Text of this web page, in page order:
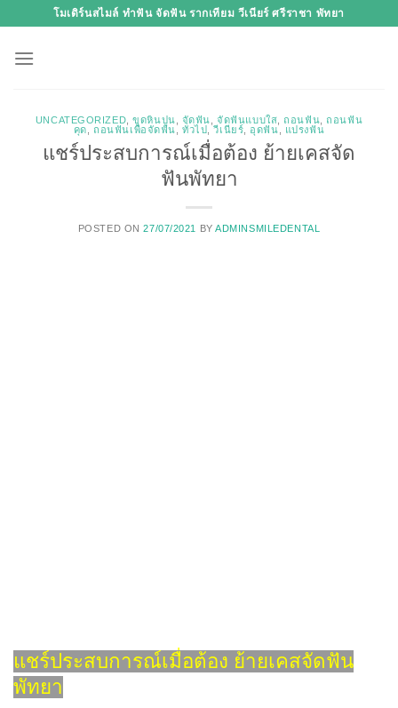
content
โมเดิร์นสไมล์ ทำฟัน จัดฟัน รากเทียม วีเนียร์ ศรีราชา พัทยา
UNCATEGORIZED ,ขูดหินปูน จัดฟัน ,จัดฟันแบบใส ถอนฟัน
ถอนฟัน
คุด
ถอนฟันเพื่อจัดฟัน ,ทั่วไป ,วีเนียร์ อุดฟัน แปรงฟัน
แชร์ประสบการณ์เมื่อต้อง ย้ายเคสจัด
ฟันพัทยา
POSTED ON27/07/2021 BYADMINSMILEDENTAL
แชร์ประสบการณ์เมื่อต้อง ย้ายเคสจัดฟัน
พัทยา